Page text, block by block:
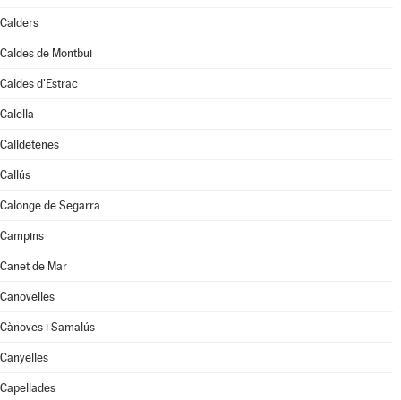
Calders
Caldes de Montbui
Caldes d'Estrac
Calella
Calldetenes
Callús
Calonge de Segarra
Campins
Canet de Mar
Canovelles
Cànoves i Samalús
Canyelles
Capellades